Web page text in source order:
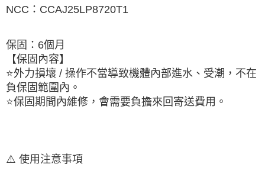
NCC：CCAJ25LP8720T1
保固：6個月
【保固內容】
⭐外力損壞 / 操作不當導致機體內部進水、受潮，不在
負保固範圍內。
⭐保固期間內維修，會需要負擔來回寄送費用。
⚠️ 使用注意事項